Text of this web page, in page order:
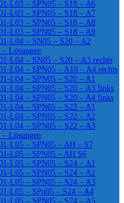
L03 – SPN05 – S18 – A6
L03 – SPN05 – S18 – A7
L03 – SPN05 – S18 – A8
L03 – SPN05 – S18 – A9
L04 – SN05 – S20 – A2
Lösungen
L04 – SN05 – S20 – A3 rechts
L04 – SPN05 – A10 – A4 rechts
L04 – SPN05 – S20 – A1
L04 – SPN05 – S20 – A3 links
L04 – SPN05 – S20 – A4 links
L04 – SPN05 – S22 – A1
L04 – SPN05 – S22 – A2
L04 – SPN05 – S22 – A3
Lösungen
L05 – SPN05 – AH – S7
L05 – SPN05 – AH S6
L05 – SPN05 – S24 – A1
L05 – SPN05 – S24 – A2
L05 – SPN05 – S24 – A3
L05 – SPn05 – S24 – A4
L05 – SPN05 – S24 – A5